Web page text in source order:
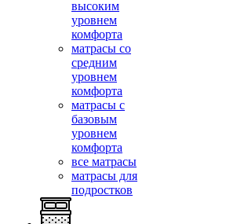
высоким
уровнем
комфорта
матрасы со
средним
уровнем
комфорта
матрасы с
базовым
уровнем
комфорта
все матрасы
матрасы для
подростков